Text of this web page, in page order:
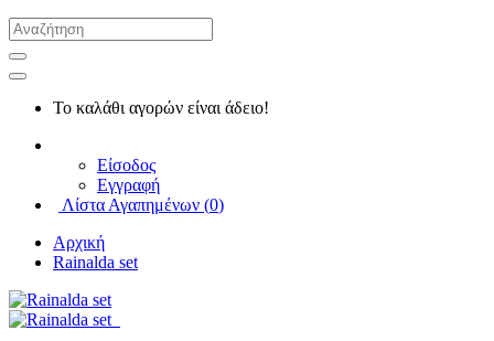
Το καλάθι αγορών είναι άδειο!
Είσοδος
Εγγραφή
Λίστα Αγαπημένων (0)
Αρχική
Rainalda set